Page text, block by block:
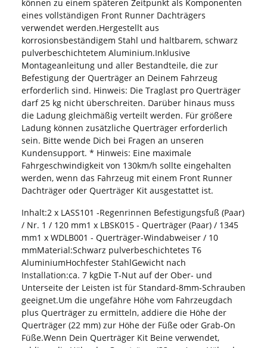
können zu einem späteren Zeitpunkt als Komponenten
eines vollständigen Front Runner Dachträgers
verwendet werden.Hergestellt aus
korrosionsbeständigem Stahl und haltbarem, schwarz
pulverbeschichtetem Aluminium.Inklusive
Montageanleitung und aller Bestandteile, die zur
Befestigung der Querträger an Deinem Fahrzeug
erforderlich sind. Hinweis: Die Traglast pro Querträger
darf 25 kg nicht überschreiten. Darüber hinaus muss
die Ladung gleichmäßig verteilt werden. Für größere
Ladung können zusätzliche Querträger erforderlich
sein. Bitte wende Dich bei Fragen an unseren
Kundensupport. * Hinweis: Eine maximale
Fahrgeschwindigkeit von 130km/h sollte eingehalten
werden, wenn das Fahrzeug mit einem Front Runner
Dachträger oder Querträger Kit ausgestattet ist.
Inhalt:2 x LASS101 -Regenrinnen Befestigungsfuß (Paar)
/ Nr. 1 / 120 mm1 x LBSK015 - Querträger (Paar) / 1345
mm1 x WDLB001 - Querträger-Windabweiser / 10
mmMaterial:Schwarz pulverbeschichtetes T6
AluminiumHochfester StahlGewicht nach
Installation:ca. 7 kgDie T-Nut auf der Ober- und
Unterseite der Leisten ist für Standard-8mm-Schrauben
geeignet.Um die ungefähre Höhe vom Fahrzeugdach
plus Querträger zu ermitteln, addiere die Höhe der
Querträger (22 mm) zur Höhe der Füße oder Grab-On
Füße.Wenn Dein Querträger Kit Beine verwendet,